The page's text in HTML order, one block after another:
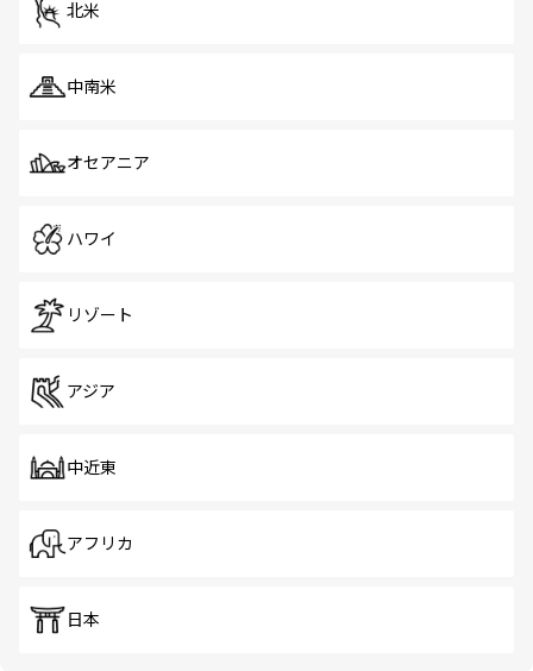
北米
中南米
オセアニア
ハワイ
リゾート
アジア
中近東
アフリカ
日本